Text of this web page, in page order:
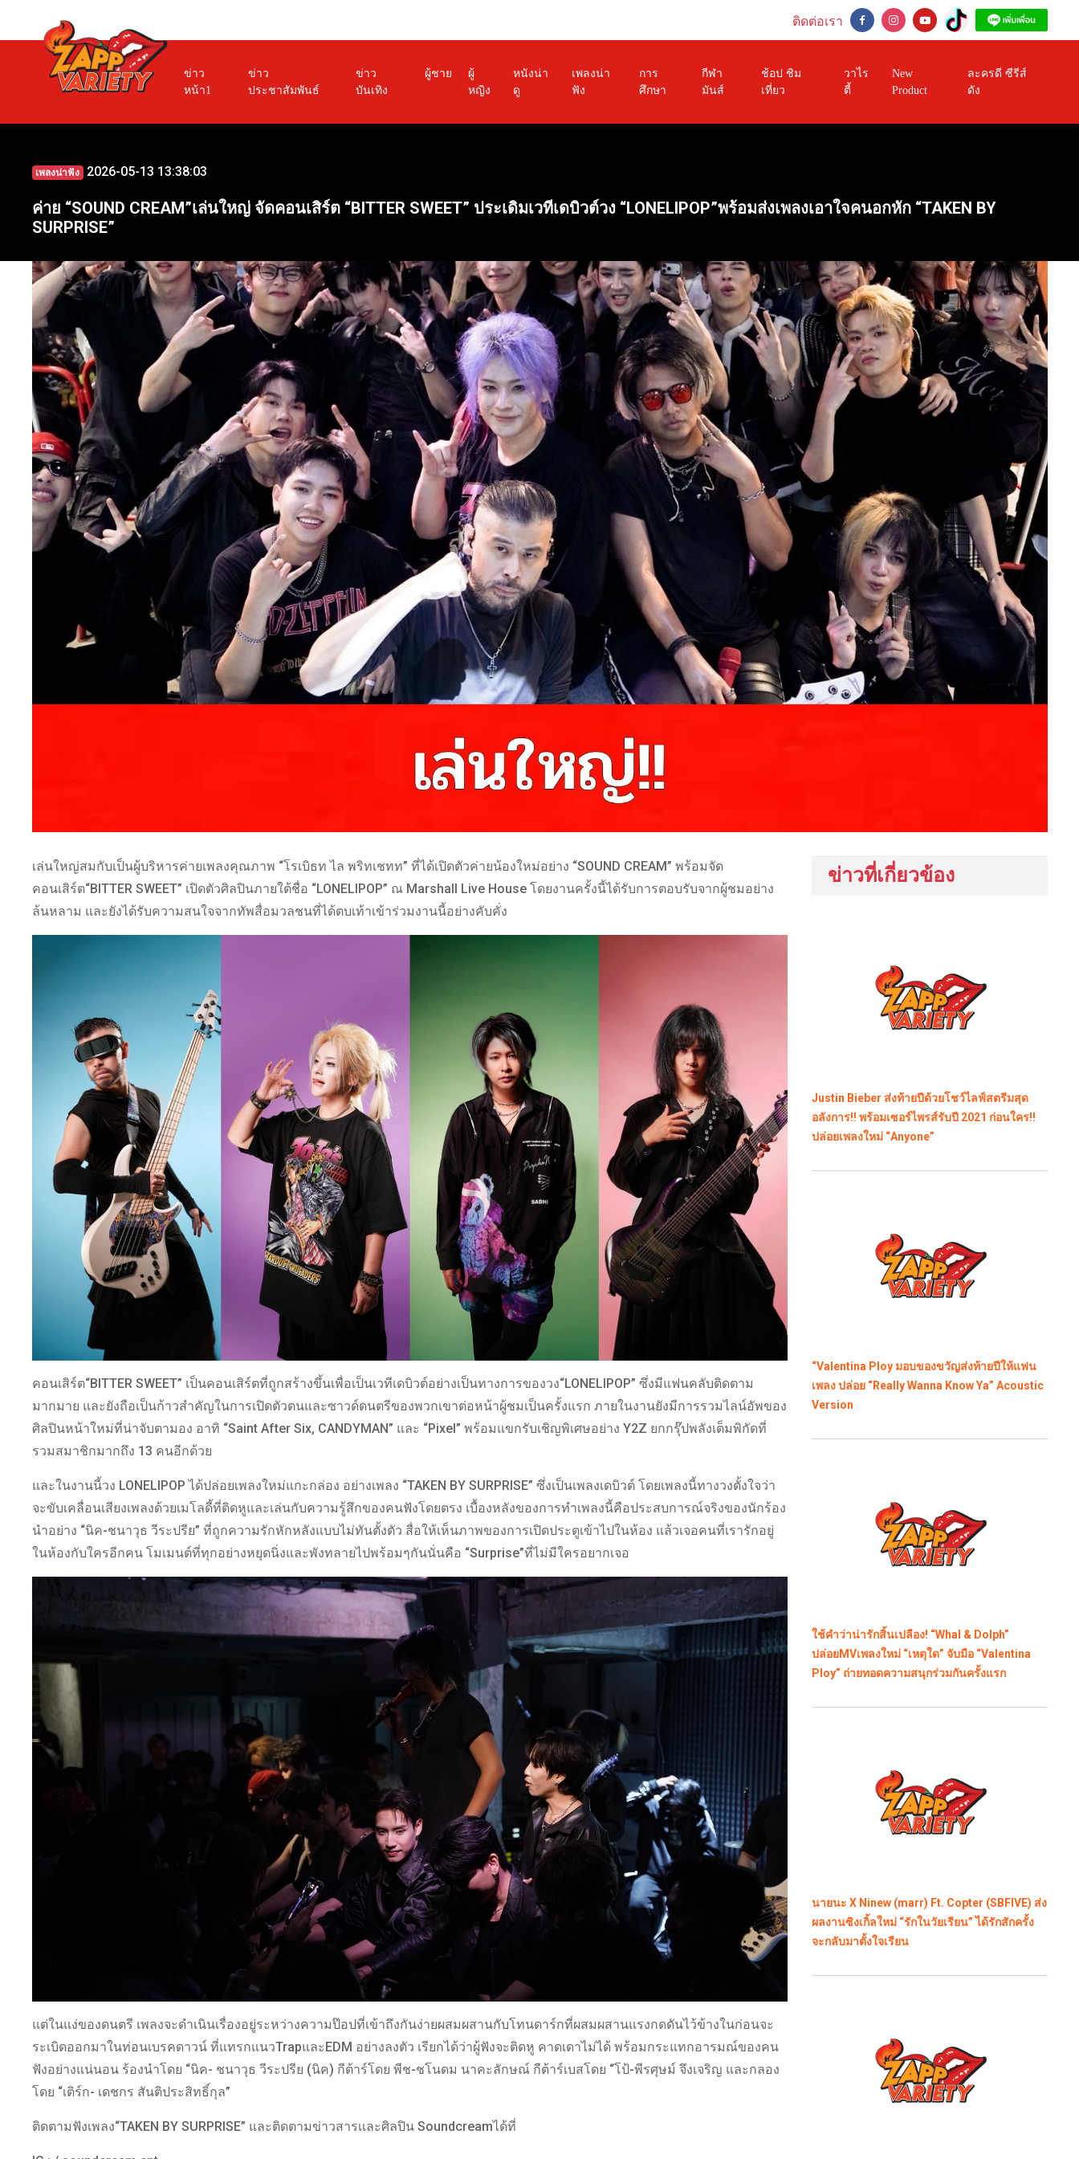
ติดต่อเรา
ข่าว
หน้า1
ข่าว
ประชาสัมพันธ์
ข่าว
บันเทิง
ผู้ชาย
ผู้
หญิง
หนังน่า
ดู
เพลงน่า
ฟัง
การ
ศึกษา
กีฬา
มันส์
ช้อป ชิม
เที่ยว
วาไร
ตี้
New
Product
ละครดี ซีรีส์
ดัง
เพลงน่าฟัง 2026-05-13 13:38:03
ค่าย “SOUND CREAM”เล่นใหญ่ จัดคอนเสิร์ต “BITTER SWEET” ประเดิมเวทีเดบิวต์วง “LONELIPOP”พร้อมส่งเพลงเอาใจคนอกหัก “TAKEN BY
SURPRISE”
เล่นใหญ่สมกับเป็นผู้บริหารค่ายเพลงคุณภาพ “โรเบิธท ไล พริทเชทท” ที่ได้เปิดตัวค่ายน้องใหม่อย่าง “SOUND CREAM” พร้อมจัด
คอนเสิร์ต“BITTER SWEET” เปิดตัวศิลปินภายใต้ชื่อ “LONELIPOP” ณ Marshall Live House โดยงานครั้งนี้ได้รับการตอบรับจากผู้ชมอย่าง
ล้นหลาม และยังได้รับความสนใจจากทัพสื่อมวลชนที่ได้ตบเท้าเข้าร่วมงานนี้อย่างคับคั่ง
คอนเสิร์ต“BITTER SWEET” เป็นคอนเสิร์ตที่ถูกสร้างขึ้นเพื่อเป็นเวทีเดบิวต์อย่างเป็นทางการของวง“LONELIPOP” ซึ่งมีแฟนคลับติดตาม
มากมาย และยังถือเป็นก้าวสําคัญในการเปิดตัวตนและซาวด์ดนตรีของพวกเขาต่อหน้าผู้ชมเป็นครั้งแรก ภายในงานยังมีการรวมไลน์อัพของ
ศิลปินหน้าใหม่ที่น่าจับตามอง อาทิ “Saint After Six, CANDYMAN” และ “Pixel” พร้อมแขกรับเชิญพิเศษอย่าง Y2Z ยกกรุ๊ปพลังเต็มพิกัดที่
รวมสมาชิกมากถึง 13 คนอีกด้วย
และในงานนี้วง LONELIPOP ได้ปล่อยเพลงใหม่แกะกล่อง อย่างเพลง “TAKEN BY SURPRISE” ซึ่งเป็นเพลงเดบิวต์ โดยเพลงนี้ทางวงตั้งใจว่า
จะขับเคลื่อนเสียงเพลงด้วยเมโลดี้ที่ติดหูและเล่นกับความรู้สึกของคนฟังโดยตรง เบื้องหลังของการทำเพลงนี้คือประสบการณ์จริงของนักร้อง
นำอย่าง “นิค-ชนาวุธ วีระปรีย” ที่ถูกความรักหักหลังแบบไม่ทันตั้งตัว สื่อให้เห็นภาพของการเปิดประตูเข้าไปในห้อง แล้วเจอคนที่เรารักอยู่
ในห้องกับใครอีกคน โมเมนต์ที่ทุกอย่างหยุดนิ่งและพังทลายไปพร้อมๆกันนั่นคือ “Surprise”ที่ไม่มีใครอยากเจอ
แต่ในแง่ของดนตรี เพลงจะดำเนินเรื่องอยู่ระหว่างความป๊อปที่เข้าถึงกันง่ายผสมผสานกับโทนดาร์กที่ผสมผสานแรงกดดันไว้ข้างในก่อนจะ
ระเบิดออกมาในท่อนเบรคดาวน์ ที่แทรกแนวTrapและEDM อย่างลงตัว เรียกได้ว่าผู้ฟังจะติดหู คาดเดาไม่ได้ พร้อมกระแทกอารมณ์ของคน
ฟังอย่างแน่นอน ร้องนำโดย “นิค- ชนาวุธ วีระปรีย (นิค) กีต้าร์โดย พีช-ชโนดม นาคะลักษณ์ กีต้าร์เบสโดย “โป้-พีรศุษม์ จึงเจริญ และกลอง
โดย “เติร์ก- เดชกร สันติประสิทธิ์กุล”
ติดตามฟังเพลง“TAKEN BY SURPRISE” และติดตามข่าวสารเเละศิลปิน Soundcreamได้ที่
ข่าวที่เกี่ยวข้อง
Justin Bieber ส่งท้ายปีด้วยโชว์ไลฟ์สตรีมสุด
อลังการ!! พร้อมเซอร์ไพรส์รับปี 2021 ก่อนใคร!!
ปล่อยเพลงใหม่ “Anyone”
“Valentina Ploy มอบของขวัญส่งท้ายปีให้แฟน
เพลง ปล่อย “Really Wanna Know Ya” Acoustic
Version
ใช้คำว่าน่ารักสิ้นเปลือง! “Whal & Dolph”
ปล่อยMVเพลงใหม่ “เหตุใด” จับมือ “Valentina
Ploy” ถ่ายทอดความสนุกร่วมกันครั้งแรก
นายนะ X Ninew (marr) Ft. Copter (SBFIVE) ส่ง
ผลงานซิงเกิ้ลใหม่ “รักในวัยเรียน” ได้รักสักครั้ง
จะกลับมาตั้งใจเรียน